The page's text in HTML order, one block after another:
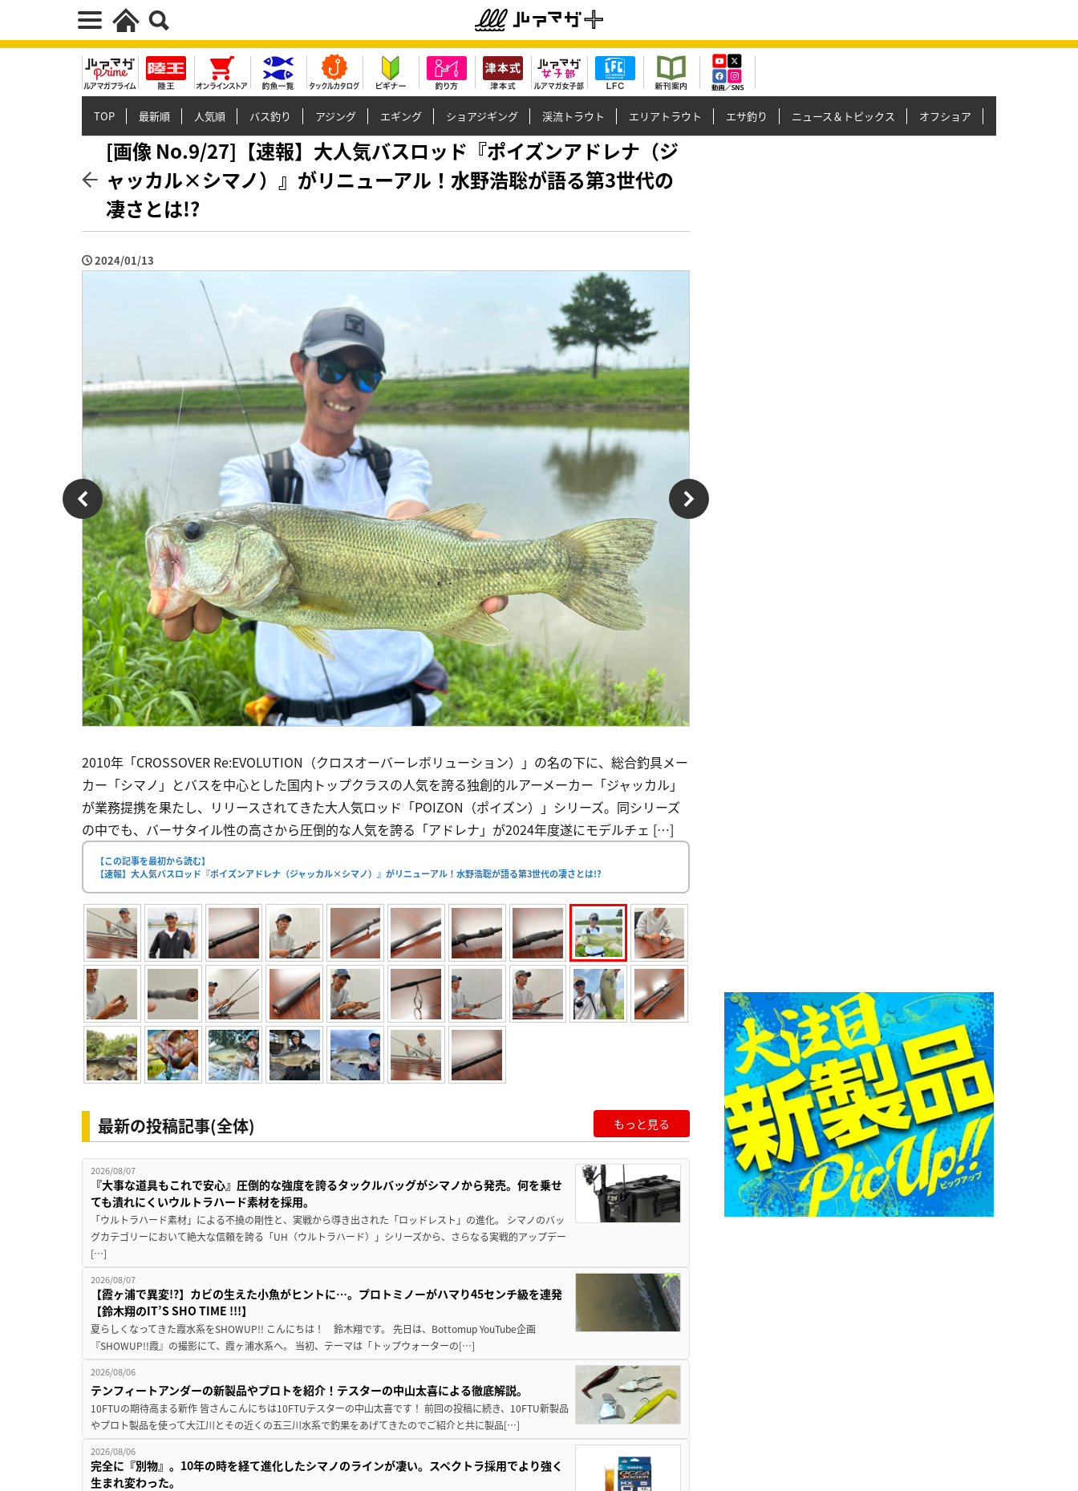
TOP 最新順 人気順 バス釣り アジング エギング ショアジギング 渓流トラウト エリアトラウト エサ釣り ニュース＆トピックス オフショア
[画像 No.9/27]【速報】大人気バスロッド『ポイズンアドレナ（ジ
ャッカル×シマノ）』がリニューアル！水野浩聡が語る第3世代の
凄さとは!?
2024/01/13
2010年「CROSSOVER Re:EVOLUTION（クロスオーバーレボリューション）」の名の下に、総合釣具メー
カー「シマノ」とバスを中心とした国内トップクラスの人気を誇る独創的ルアーメーカー「ジャッカル」
が業務提携を果たし、リリースされてきた大人気ロッド「POIZON（ポイズン）」シリーズ。同シリーズ
の中でも、バーサタイル性の高さから圧倒的な人気を誇る「アドレナ」が2024年度遂にモデルチェ […]
【この記事を最初から読む】
【速報】大人気バスロッド『ポイズンアドレナ（ジャッカル×シマノ）』がリニューアル！水野浩聡が語る第3世代の凄さとは!?
最新の投稿記事(全体) もっと見る
2026/08/07
『大事な道具もこれで安心』圧倒的な強度を誇るタックルバッグがシマノから発売。何を乗せ
ても潰れにくいウルトラハード素材を採用。
「ウルトラハード素材」による不撓の剛性と、実戦から導き出された「ロッドレスト」の進化。 シマノのバッ
グカテゴリーにおいて絶大な信頼を誇る「UH（ウルトラハード）」シリーズから、さらなる実戦的アップデー
[…]
2026/08/07
【霞ヶ浦で異変!?】カビの生えた小魚がヒントに…。プロトミノーがハマり45センチ級を連発
【鈴木翔のIT’S SHO TIME !!!】
夏らしくなってきた霞水系をSHOWUP!! こんにちは！ 鈴木翔です。 先日は、Bottomup YouTube企画
『SHOWUP!!霞』の撮影にて、霞ヶ浦水系へ。 当初、テーマは「トップウォーターの[…]
2026/08/06
テンフィートアンダーの新製品やプロトを紹介！テスターの中山太喜による徹底解説。
10FTUの期待高まる新作 皆さんこんにちは10FTUテスターの中山太喜です！ 前回の投稿に続き、10FTU新製品
やプロト製品を使って大江川とその近くの五三川水系で釣果をあげてきたのでご紹介と共に製品[…]
2026/08/06
完全に『別物』。10年の時を経て進化したシマノのラインが凄い。スペクトラ採用でより強く
生まれ変わった。